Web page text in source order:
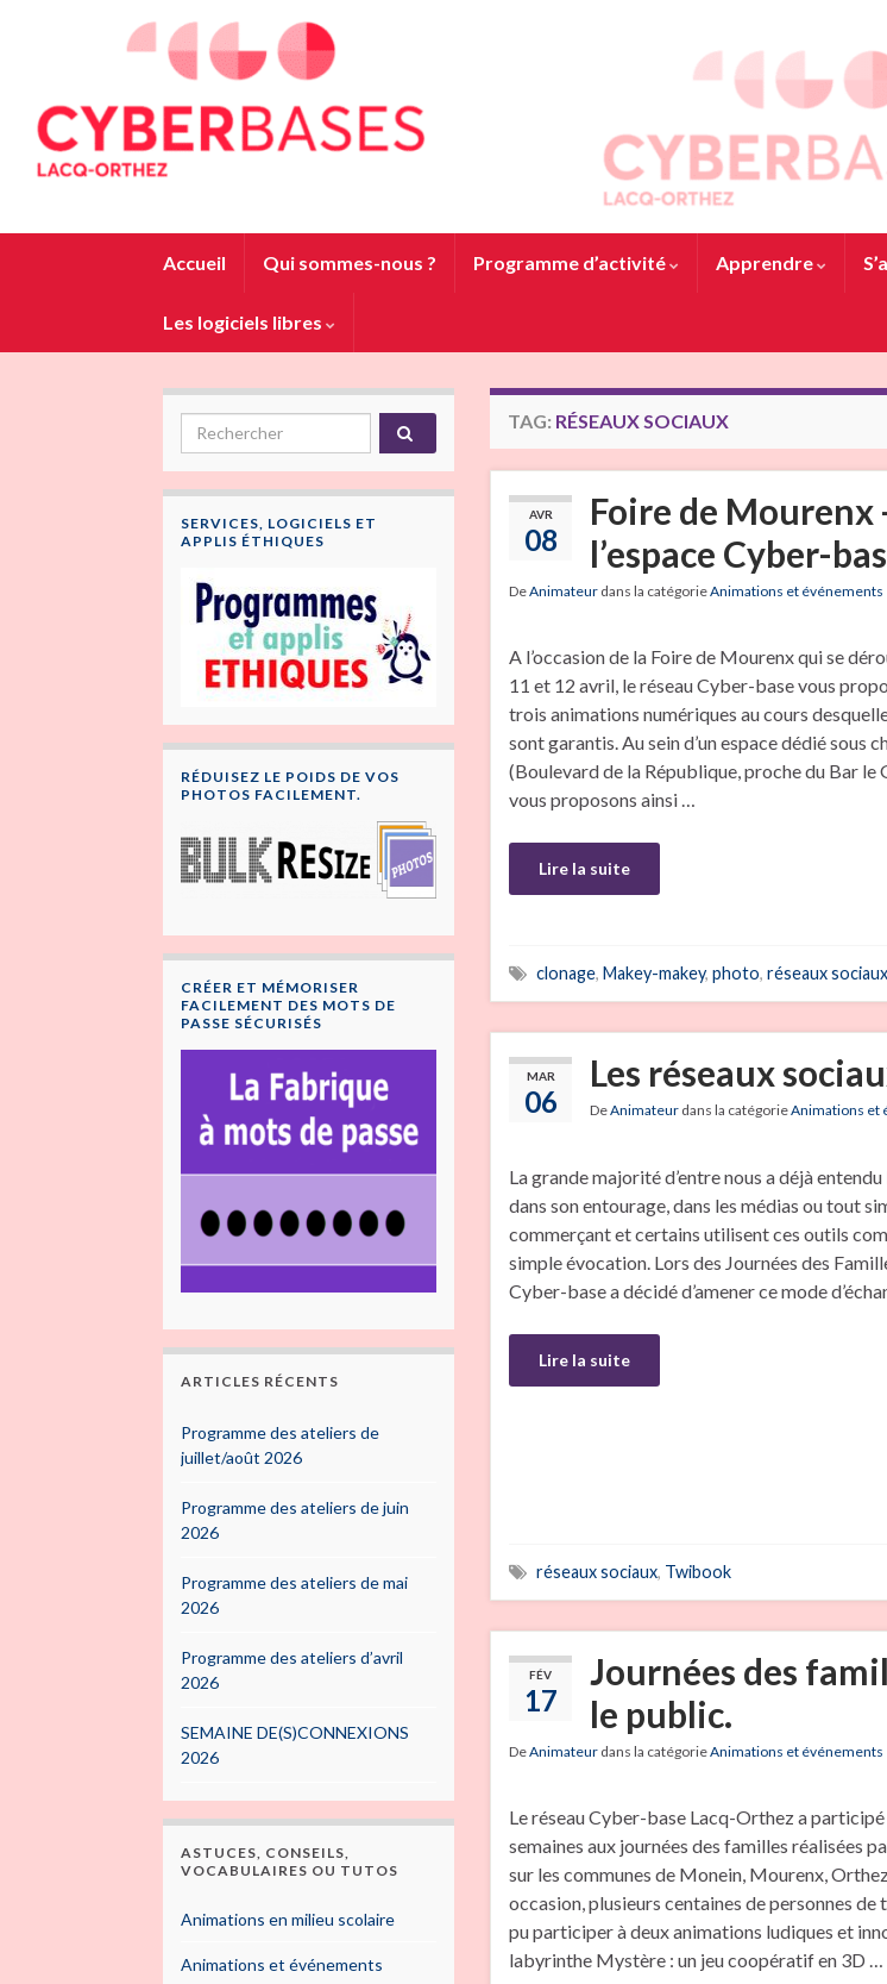
Accueil Qui sommes-nous ? Programme d’activité Apprendre
Les logiciels libres
Search for:
SERVICES, LOGICIELS ET
APPLIS ÉTHIQUES
RÉDUISEZ LE POIDS DE VOS
PHOTOS FACILEMENT.
CRÉER ET MÉMORISER
FACILEMENT DES MOTS DE
PASSE SÉCURISÉS
ARTICLES RÉCENTS
Programme des ateliers de
juillet/août 2026
Programme des ateliers de juin
2026
Programme des ateliers de mai
2026
Programme des ateliers d’avril
2026
SEMAINE DE(S)CONNEXIONS
2026
ASTUCES, CONSEILS,
VOCABULAIRES OU TUTOS
Animations en milieu scolaire
Animations et événements
TAG: RÉSEAUX SOCIAUX
AVR
08
Foire de
l’espace Cyber-
DeAnimateur dans la catégorieAnimations et événements
A l’occasion de la Foire de Mourenx qui se
11 et 12 avril, le réseau Cyber-base vous
trois animations numériques au cours
sont garantis. Au sein d’un espace dédié sous
(Boulevard de la République, proche du Bar le
vous proposons ainsi …
Lire la suite
clonage, Makey-makey, photo, réseaux sociaux
MAR
06
Les réseaux
DeAnimateur dans la catégorieAnimations et
La grande majorité d’entre nous a déjà
dans son entourage, dans les médias ou tout
commerçant et certains utilisent ces outils
simple évocation. Lors des Journées des
Cyber-base a décidé d’amener ce mode
Lire la suite
réseaux sociaux, Twibook
FÉV
17
Journées des
le public.
DeAnimateur dans la catégorieAnimations et événements
Le réseau Cyber-base Lacq-Orthez a participé
semaines aux journées des familles réalisées
sur les communes de Monein, Mourenx,
occasion, plusieurs centaines de personnes de
pu participer à deux animations ludiques et
labyrinthe Mystère : un jeu coopératif en 3D …